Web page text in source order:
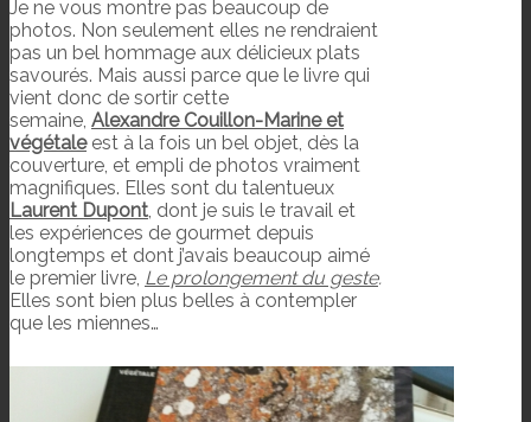
Je ne vous montre pas beaucoup de
photos. Non seulement elles ne rendraient
pas un bel hommage aux délicieux plats
savourés. Mais aussi parce que le livre qui
vient donc de sortir cette
semaine, Alexandre Couillon-Marine et
végétaleest à la fois un bel objet, dès la
couverture, et empli de photos vraiment
magnifiques. Elles sont du talentueux
Laurent Dupont, dont je suis le travail et
les expériences de gourmet depuis
longtemps et dont j’avais beaucoup aimé
le premier livre, Le prolongement du geste.
Elles sont bien plus belles à contempler
que les miennes…